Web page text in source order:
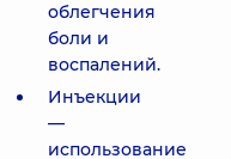
облегчения
боли и
воспалений.
Инъекции
—
использование